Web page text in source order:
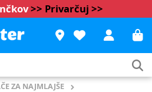
>> Privarčuj >>
ZA NAJMLAJŠE